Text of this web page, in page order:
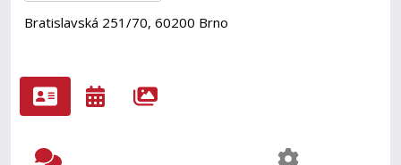
Bratislavská 251/70, 60200 Brno